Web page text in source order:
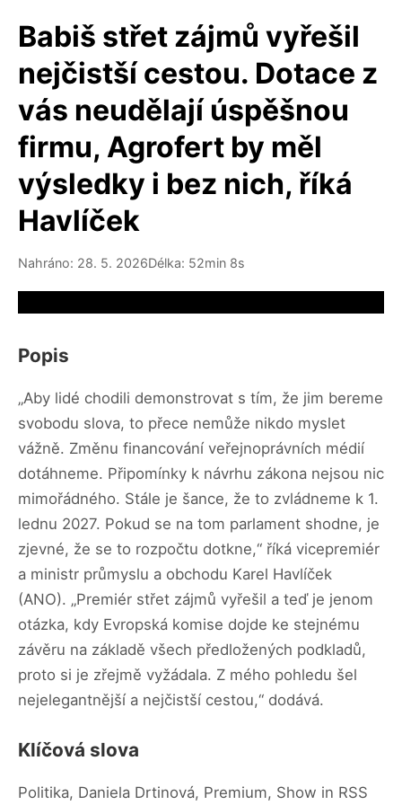
Babiš střet zájmů vyřešil
nejčistší cestou. Dotace z
vás neudělají úspěšnou
firmu, Agrofert by měl
výsledky i bez nich, říká
Havlíček
Nahráno: 28. 5. 2026Délka: 52min 8s
Popis
„Aby lidé chodili demonstrovat s tím, že jim bereme
svobodu slova, to přece nemůže nikdo myslet
vážně. Změnu financování veřejnoprávních médií
dotáhneme. Připomínky k návrhu zákona nejsou nic
mimořádného. Stále je šance, že to zvládneme k 1.
lednu 2027. Pokud se na tom parlament shodne, je
zjevné, že se to rozpočtu dotkne,“ říká vicepremiér
a ministr průmyslu a obchodu Karel Havlíček
(ANO). „Premiér střet zájmů vyřešil a teď je jenom
otázka, kdy Evropská komise dojde ke stejnému
závěru na základě všech předložených podkladů,
proto si je zřejmě vyžádala. Z mého pohledu šel
nejelegantnější a nejčistší cestou,“ dodává.
Klíčová slova
Politika, Daniela Drtinová, Premium, Show in RSS